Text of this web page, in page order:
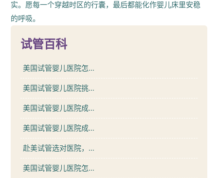
实。愿每一个穿越时区的行囊，最后都能化作婴儿床里安稳
的呼吸。
试管百科
美国试管婴儿医院怎...
美国试管婴儿医院挑...
美国试管婴儿医院成...
美国试管婴儿医院成...
赴美试管选对医院，...
美国试管婴儿医院怎...